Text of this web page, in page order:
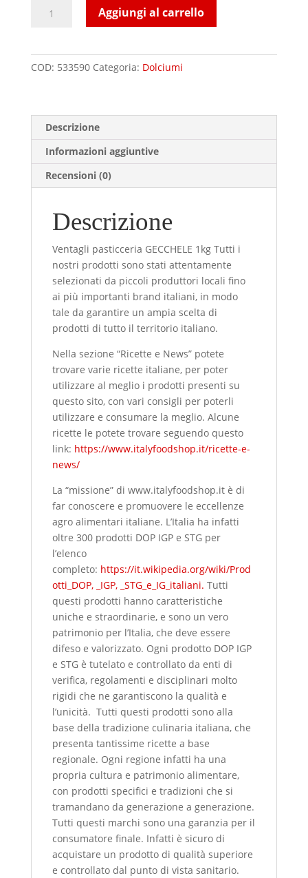
1kg
quantità
Aggiungi al carrello
COD: 533590 Categoria: Dolciumi
Descrizione
Informazioni aggiuntive
Recensioni (0)
Descrizione
Ventagli pasticceria GECCHELE 1kg Tutti i
nostri prodotti sono stati attentamente
selezionati da piccoli produttori locali fino
ai più importanti brand italiani, in modo
tale da garantire un ampia scelta di
prodotti di tutto il territorio italiano.
Nella sezione “Ricette e News” potete
trovare varie ricette italiane, per poter
utilizzare al meglio i prodotti presenti su
questo sito, con vari consigli per poterli
utilizzare e consumare la meglio. Alcune
ricette le potete trovare seguendo questo
link: https://www.italyfoodshop.it/ricette-e-
news/
La “missione” di www.italyfoodshop.it è di
far conoscere e promuovere le eccellenze
agro alimentari italiane. L’Italia ha infatti
oltre 300 prodotti DOP IGP e STG per
l’elenco
completo: https://it.wikipedia.org/wiki/Prod
otti_DOP, _IGP, _STG_e_IG_italiani. Tutti
questi prodotti hanno caratteristiche
uniche e straordinarie, e sono un vero
patrimonio per l’Italia, che deve essere
difeso e valorizzato. Ogni prodotto DOP IGP
e STG è tutelato e controllato da enti di
verifica, regolamenti e disciplinari molto
rigidi che ne garantiscono la qualità e
l’unicità. Tutti questi prodotti sono alla
base della tradizione culinaria italiana, che
presenta tantissime ricette a base
regionale. Ogni regione infatti ha una
propria cultura e patrimonio alimentare,
con prodotti specifici e tradizioni che si
tramandano da generazione a generazione.
Tutti questi marchi sono una garanzia per il
consumatore finale. Infatti è sicuro di
acquistare un prodotto di qualità superiore
e controllato dal punto di vista sanitario.